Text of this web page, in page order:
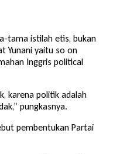
tama istilah etis, bukan
Yunani yaitu so on
Inggris political
karena politik adalah
pungkasnya.
pembentukan Partai